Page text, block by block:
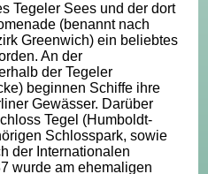
Tegeler Sees und der dort
(benannt nach
Greenwich) ein beliebtes
An der
der Tegeler
beginnen Schiffe ihre
Gewässer. Darüber
Tegel (Humboldt-
Schlosspark, sowie
der Internationalen
wurde am ehemaligen